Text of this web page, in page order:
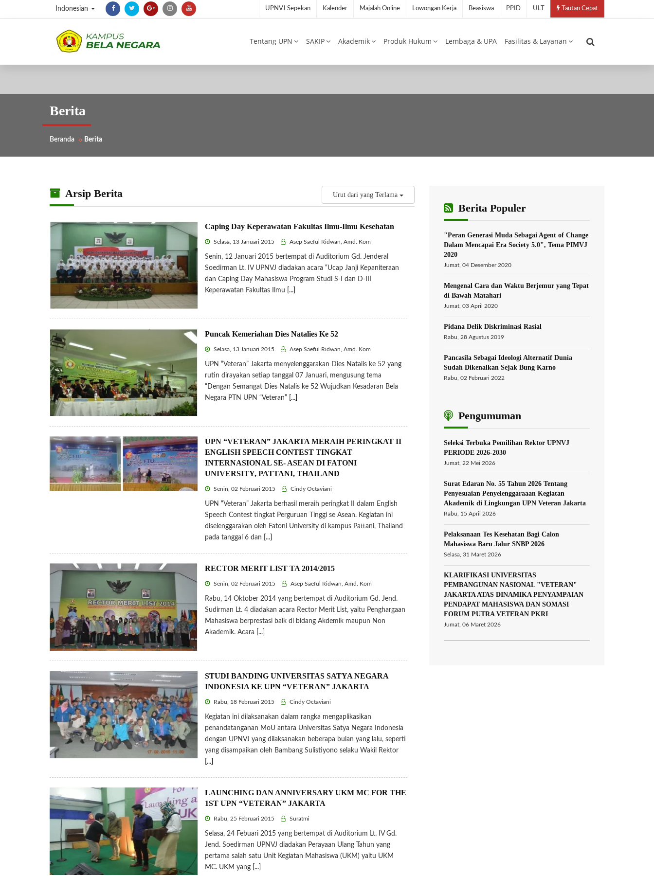
Indonesian UPNVJ Sepekan Kalender Majalah Online Lowongan Kerja Beasiswa PPID ULT Tautan Cepat
Tentang UPN SAKIP Akademik Produk Hukum Lembaga & UPA Fasilitas & Layanan
Berita
Beranda Berita
Arsip Berita Urut dari yang Terlama
Caping Day Keperawatan Fakultas Ilmu-Ilmu Kesehatan
Selasa, 13 Januari 2015 Asep Saeful Ridwan, Amd. Kom
Senin, 12 Januari 2015 bertempat di Auditorium Gd. Jenderal
Soedirman Lt. IV UPNVJ diadakan acara “Ucap Janji Kepaniteraan
dan Caping Day Mahasiswa Program Studi S-I dan D-III
Keperawatan Fakultas Ilmu
[...]
Puncak Kemeriahan Dies Natalies Ke 52
Selasa, 13 Januari 2015 Asep Saeful Ridwan, Amd. Kom
UPN “Veteran” Jakarta menyelenggarakan Dies Natalis ke 52 yang
rutin dirayakan setiap tanggal 07 Januari, mengusung tema
“Dengan Semangat Dies Natalis ke 52 Wujudkan Kesadaran Bela
Negara PTN UPN “Veteran”
[...]
UPN “VETERAN” JAKARTA MERAIH PERINGKAT II
ENGLISH SPEECH CONTEST TINGKAT
INTERNASIONAL SE- ASEAN DI FATONI
UNIVERSITY, PATTANI, THAILAND
Senin, 02 Februari 2015 Cindy Octaviani
UPN “Veteran” Jakarta berhasil meraih peringkat II dalam English
Speech Contest tingkat Perguruan Tinggi se Asean. Kegiatan ini
diselenggarakan oleh Fatoni University di kampus Pattani, Thailand
pada tanggal 6 dan
[...]
RECTOR MERIT LIST TA 2014/2015
Senin, 02 Februari 2015 Asep Saeful Ridwan, Amd. Kom
Rabu, 14 Oktober 2014 yang bertempat di Auditorium Gd. Jend.
Sudirman Lt. 4 diadakan acara Rector Merit List, yaitu Penghargaan
Mahasiswa berprestasi baik di bidang Akdemik maupun Non
Akademik. Acara
[...]
STUDI BANDING UNIVERSITAS SATYA NEGARA
INDONESIA KE UPN “VETERAN” JAKARTA
Rabu, 18 Februari 2015 Cindy Octaviani
Kegiatan ini dilaksanakan dalam rangka mengaplikasikan
penandatanganan MoU antara Universitas Satya Negara Indonesia
dengan UPNVJ yang dilaksanakan beberapa bulan yang lalu, seperti
yang disampaikan oleh Bambang Sulistiyono selaku Wakil Rektor
[...]
LAUNCHING DAN ANNIVERSARY UKM MC FOR THE
1ST UPN “VETERAN” JAKARTA
Rabu, 25 Februari 2015 Suratmi
Selasa, 24 Febuari 2015 yang bertempat di Auditorium Lt. IV Gd.
Jend. Soedirman UPNVJ diadakan Perayaan Ulang Tahun yang
pertama salah satu Unit Kegiatan Mahasiswa (UKM) yaitu UKM
MC. UKM yang [...]
Berita Populer
"Peran Generasi Muda Sebagai Agent of Change
Dalam Mencapai Era Society 5.0", Tema PIMVJ
2020
Jumat, 04 Desember 2020
Mengenal Cara dan Waktu Berjemur yang Tepat
di Bawah Matahari
Jumat, 03 April 2020
Pidana Delik Diskriminasi Rasial
Rabu, 28 Agustus 2019
Pancasila Sebagai Ideologi Alternatif Dunia
Sudah Dikenalkan Sejak Bung Karno
Rabu, 02 Februari 2022
Pengumuman
Seleksi Terbuka Pemilihan Rektor UPNVJ
PERIODE 2026-2030
Jumat, 22 Mei 2026
Surat Edaran No. 55 Tahun 2026 Tentang
Penyesuaian Penyelenggaraaan Kegiatan
Akademik di Lingkungan UPN Veteran Jakarta
Rabu, 15 April 2026
Pelaksanaan Tes Kesehatan Bagi Calon
Mahasiswa Baru Jalur SNBP 2026
Selasa, 31 Maret 2026
KLARIFIKASI UNIVERSITAS
PEMBANGUNAN NASIONAL "VETERAN"
JAKARTA ATAS DINAMIKA PENYAMPAIAN
PENDAPAT MAHASISWA DAN SOMASI
FORUM PUTRA VETERAN PKRI
Jumat, 06 Maret 2026